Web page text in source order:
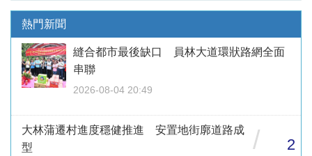
熱門新聞
縫合都市最後缺口 員林大道環狀路網全面
串聯
2026-08-04 20:49
大林蒲遷村進度穩健推進 安置地街廓道路成
型
/ 2